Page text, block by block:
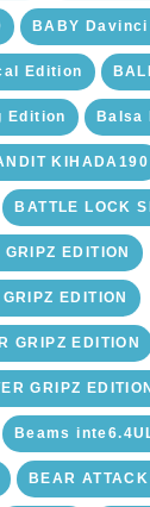
BABY Davinci
Edition
Edition Balsa
KIHADA190
BATTLE LOCK
EDITION
EDITION
GRIPZ EDITION
GRIPZ EDITION
Beams
BEAR